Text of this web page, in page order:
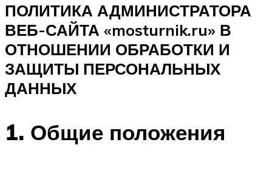
ПОЛИТИКА АДМИНИСТРАТОРА
ВЕБ-САЙТА «mosturnik.ru» В
ОТНОШЕНИИ ОБРАБОТКИ И
ЗАЩИТЫ ПЕРСОНАЛЬНЫХ
ДАННЫХ
1. Общие положения